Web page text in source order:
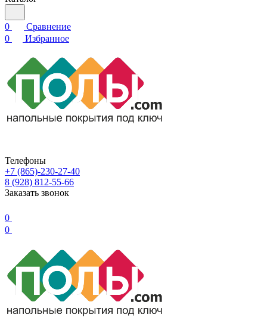
0
Сравнение
0
Избранное
Телефоны
+7 (865)-230-27-40
8 (928) 812-55-66
Заказать звонок
0
0